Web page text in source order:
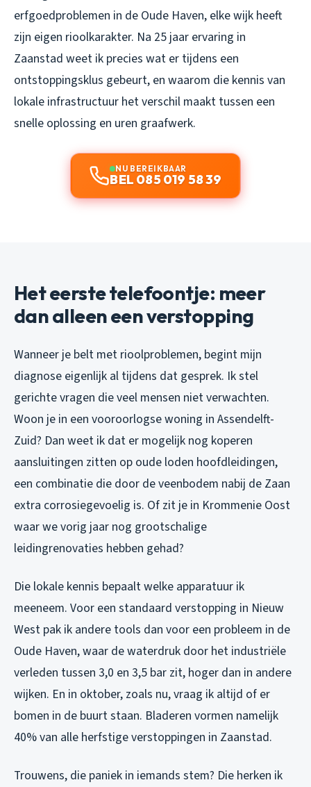
erfgoedproblemen in de Oude Haven, elke wijk heeft
zijn eigen rioolkarakter. Na 25 jaar ervaring in
Zaanstad weet ik precies wat er tijdens een
ontstoppingsklus gebeurt, en waarom die kennis van
lokale infrastructuur het verschil maakt tussen een
snelle oplossing en uren graafwerk.
NU BEREIKBAAR
BEL 085 019 58 39
Het eerste telefoontje: meer
dan alleen een verstopping
Wanneer je belt met rioolproblemen, begint mijn
diagnose eigenlijk al tijdens dat gesprek. Ik stel
gerichte vragen die veel mensen niet verwachten.
Woon je in een vooroorlogse woning in Assendelft-
Zuid? Dan weet ik dat er mogelijk nog koperen
aansluitingen zitten op oude loden hoofdleidingen,
een combinatie die door de veenbodem nabij de Zaan
extra corrosiegevoelig is. Of zit je in Krommenie Oost
waar we vorig jaar nog grootschalige
leidingrenovaties hebben gehad?
Die lokale kennis bepaalt welke apparatuur ik
meeneem. Voor een standaard verstopping in Nieuw
West pak ik andere tools dan voor een probleem in de
Oude Haven, waar de waterdruk door het industriële
verleden tussen 3,0 en 3,5 bar zit, hoger dan in andere
wijken. En in oktober, zoals nu, vraag ik altijd of er
bomen in de buurt staan. Bladeren vormen namelijk
40% van alle herfstige verstoppingen in Zaanstad.
Trouwens, die paniek in iemands stem? Die herken ik